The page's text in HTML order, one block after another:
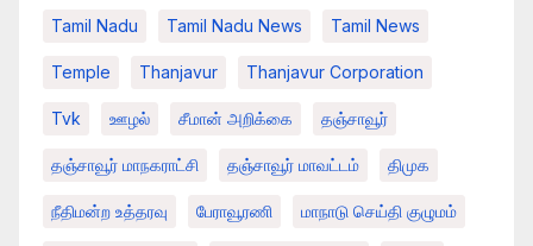
Tamil Nadu Tamil Nadu News Tamil News
Temple Thanjavur Thanjavur Corporation
Tvk ஊழல் சீமான் அறிக்கை தஞ்சாவூர்
தஞ்சாவூர் மாநகராட்சி தஞ்சாவூர் மாவட்டம் திமுக
நீதிமன்ற உத்தரவு பேராவூரணி மாநாடு செய்தி குழுமம்